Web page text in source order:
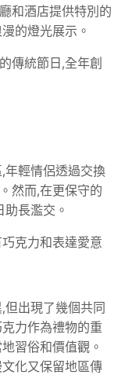
和酒店提供特別的
的燈光展示。
傳統節日,全年創
年輕情侶透過交換
然而,在更保守的
長濫交。
克力和表達愛意
但出現了幾個共同
力作為禮物的重
習俗和價值觀。
化又保留地區傳